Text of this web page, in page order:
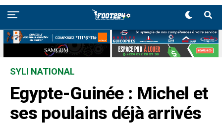
SYLI NATIONAL
Egypte-Guinée : Michel et
ses poulains déjà arrivés